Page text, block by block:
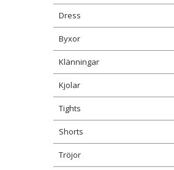
Dress
Byxor
Klänningar
Kjolar
Tights
Shorts
Tröjor